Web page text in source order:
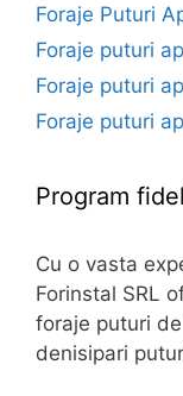
Foraje Puturi
Foraje puturi
Foraje puturi
Foraje puturi
Program
Cu o vasta
Forinstal SRL
foraje puturi
denisipari